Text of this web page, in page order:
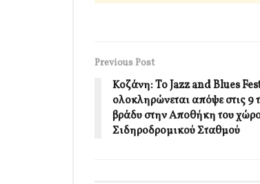
Previous Post
Κοζάνη: To Jazz and Blues
ολοκληρώνεται απόψε στις 9
βράδυ στην Αποθήκη του
Σιδηροδρομικού Σταθμού